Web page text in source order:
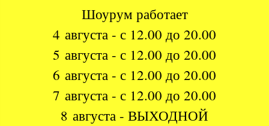
Шоурум работает
4 августа - с 12.00 до 20.00
5 августа - с 12.00 до 20.00
6 августа - с 12.00 до 20.00
7 августа - с 12.00 до 20.00
8 августа - ВЫХОДНОЙ